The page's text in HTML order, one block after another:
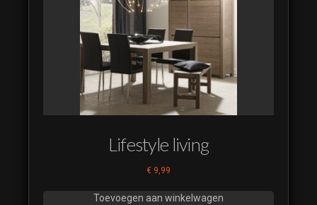
Lifestyle living
€ 9,99
Toevoegen aan winkelwagen